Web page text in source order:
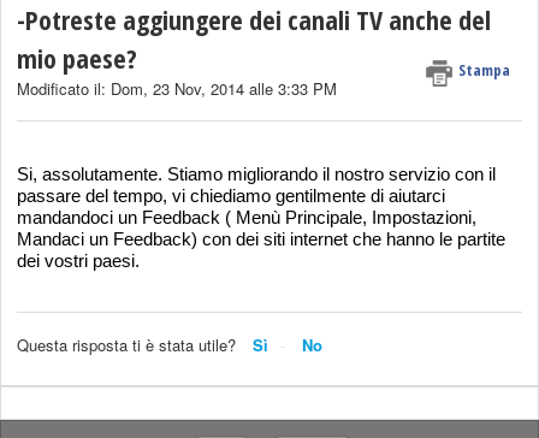
-Potreste aggiungere dei canali TV anche del
mio paese?
Stampa
Modificato il: Dom, 23 Nov, 2014 alle 3:33 PM
Si, assolutamente. Stiamo migliorando il nostro servizio con il
passare del tempo, vi chiediamo gentilmente di aiutarci
mandandoci un Feedback ( Menù Principale, Impostazioni,
Mandaci un Feedback) con dei siti internet che hanno le partite
dei vostri paesi.
Questa risposta ti è stata utile? Sì No